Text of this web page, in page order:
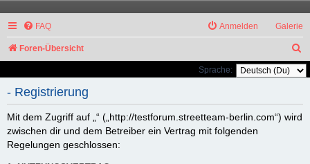
Galerie
FAQ Anmelden
Foren-Übersicht
u
h
Sprache:
- Registrierung
Mit dem Zugriff auf „“ („http://testforum.streetteam-berlin.com“) wird
zwischen dir und dem Betreiber ein Vertrag mit folgenden
Regelungen geschlossen: